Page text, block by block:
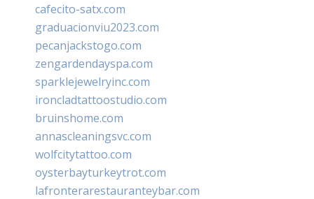
cafecito-satx.com
graduacionviu2023.com
pecanjackstogo.com
zengardendayspa.com
sparklejewelryinc.com
ironcladtattoostudio.com
bruinshome.com
annascleaningsvc.com
wolfcitytattoo.com
oysterbayturkeytrot.com
lafronterarestauranteybar.com